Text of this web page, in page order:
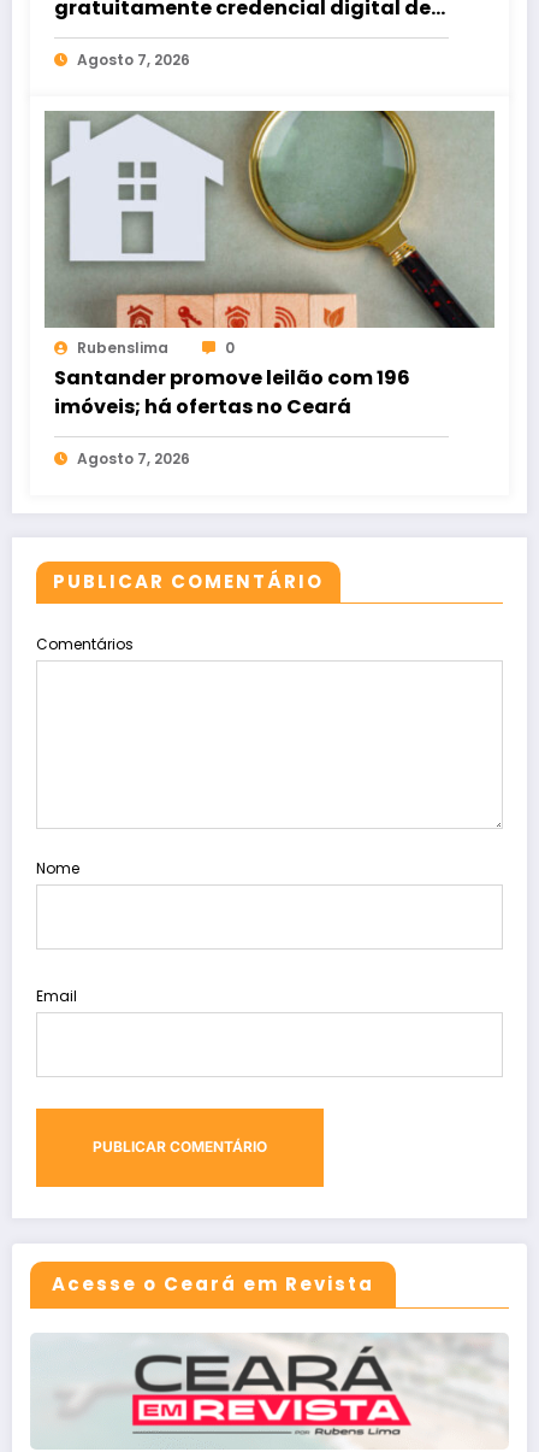
gratuitamente credencial digital de
estacionamento
Agosto 7, 2026
Rubenslima 0
Santander promove leilão com 196
imóveis; há ofertas no Ceará
Agosto 7, 2026
PUBLICAR COMENTÁRIO
Comentários
Nome
Email
Acesse o Ceará em Revista